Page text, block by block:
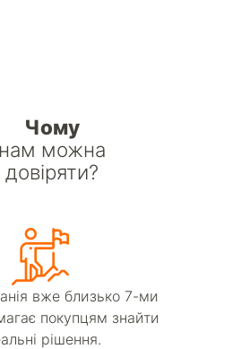
Чому
нам можна
довіряти?
вже близько 7-ми
покупцям знайти
рішення.